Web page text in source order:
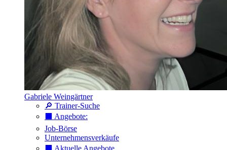
Gabriele Weingärtner
🔎 Trainer-Suche
⬛️ Angebote:
Job-Börse
Unternehmensverkäufe
⬛️ Aktuelle Angebote